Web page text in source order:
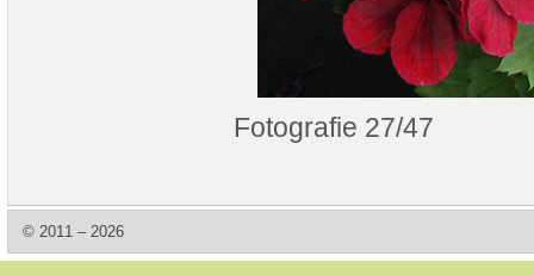
Fotografie 27/47
© 2011 – 2026